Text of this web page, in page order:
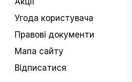
Угода користувача
Правові документи
Мапа сайту
Відписатися